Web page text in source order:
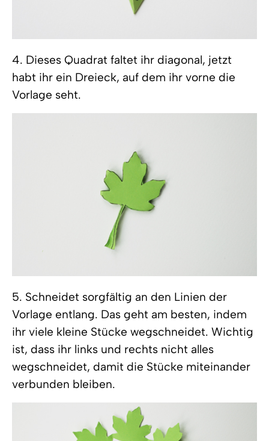
4. Dieses Quadrat faltet ihr diagonal, jetzt
habt ihr ein Dreieck, auf dem ihr vorne die
Vorlage seht.
5. Schneidet sorgfältig an den Linien der
Vorlage entlang. Das geht am besten, indem
ihr viele kleine Stücke wegschneidet. Wichtig
ist, dass ihr links und rechts nicht alles
wegschneidet, damit die Stücke miteinander
verbunden bleiben.